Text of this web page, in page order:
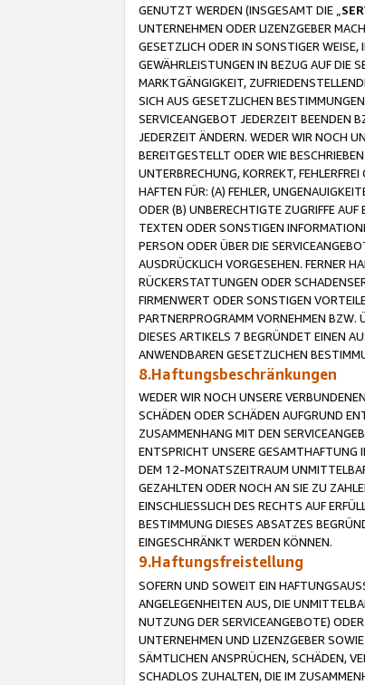
GENUTZT WERDEN (INSGESAMT DIE „
UNTERNEHMEN ODER LIZENZGEBER
GESETZLICH ODER IN SONSTIGER WEISE,
GEWÄHRLEISTUNGEN IN BEZUG AUF DIE
MARKTGÄNGIGKEIT,
SICH AUS GESETZLICHEN
SERVICEANGEBOT JEDERZEIT BEENDEN
JEDERZEIT ÄNDERN. WEDER WIR NOCH
BEREITGESTELLT ODER WIE
UNTERBRECHUNG, KORREKT,
HAFTEN FÜR: (A) FEHLER,
ODER (B) UNBERECHTIGTE ZUGRIFFE
TEXTEN ODER SONSTIGEN
PERSON ODER ÜBER DIE
AUSDRÜCKLICH VORGESEHEN. FERNER
RÜCKERSTATTUNGEN ODER
FIRMENWERT ODER SONSTIGEN
PARTNERPROGRAMM VORNEHMEN BZW.
DIESES ARTIKELS 7 BEGRÜNDET EINEN
ANWENDBAREN GESETZLICHEN
8.Haftungsbeschränkungen
WEDER WIR NOCH UNSERE
SCHÄDEN ODER SCHÄDEN AUFGRUND
ZUSAMMENHANG MIT DEN
ENTSPRICHT UNSERE GESAMTHAFTUNG
DEM 12-MONATSZEITRAUM
GEZAHLTEN ODER NOCH AN SIE ZU
EINSCHLIESSLICH DES RECHTS AUF
BESTIMMUNG DIESES ABSATZES
EINGESCHRÄNKT WERDEN KÖNNEN.
9.Haftungsfreistellung
SOFERN UND SOWEIT EIN
ANGELEGENHEITEN AUS, DIE
NUTZUNG DER SERVICEANGEBOTE)
UNTERNEHMEN UND LIZENZGEBER
SÄMTLICHEN ANSPRÜCHEN, SCHÄDEN,
SCHADLOS ZUHALTEN, DIE IM